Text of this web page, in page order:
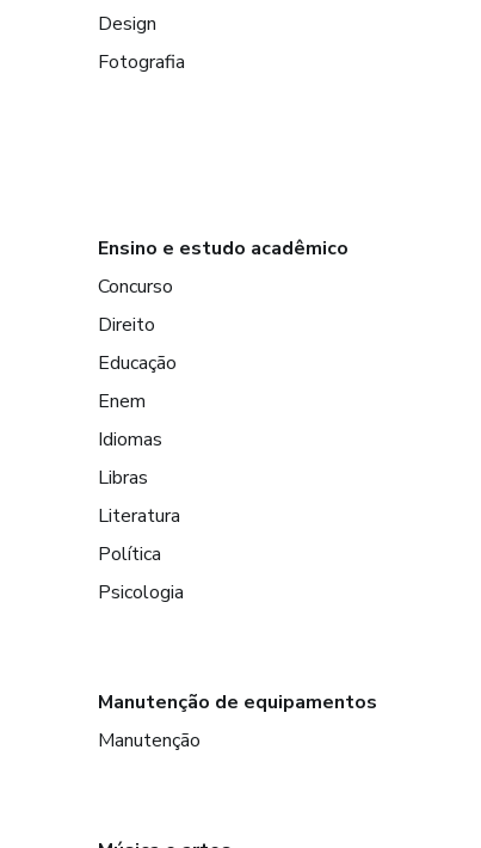
Design
Fotografia
Ensino e estudo acadêmico
Concurso
Direito
Educação
Enem
Idiomas
Libras
Literatura
Política
Psicologia
Manutenção de equipamentos
Manutenção